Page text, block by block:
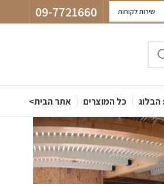
שירות לקוחות 09-7721660
הבלוג כל המוצרים אתר הבית>